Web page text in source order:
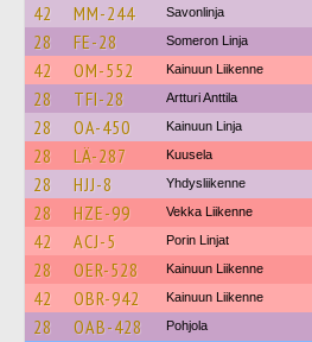
42 MM-244 Savonlinja
28 FE-28 Someron Linja
42 OM-552 Kainuun Liikenne
28 TFI-28 Artturi Anttila
28 OA-450 Kainuun Linja
28 LÄ-287 Kuusela
28 HJJ-8 Yhdysliikenne
28 HZE-99 Vekka Liikenne
42 ACJ-5 Porin Linjat
28 OER-528 Kainuun Liikenne
42 OBR-942 Kainuun Liikenne
28 OAB-428 Pohjola